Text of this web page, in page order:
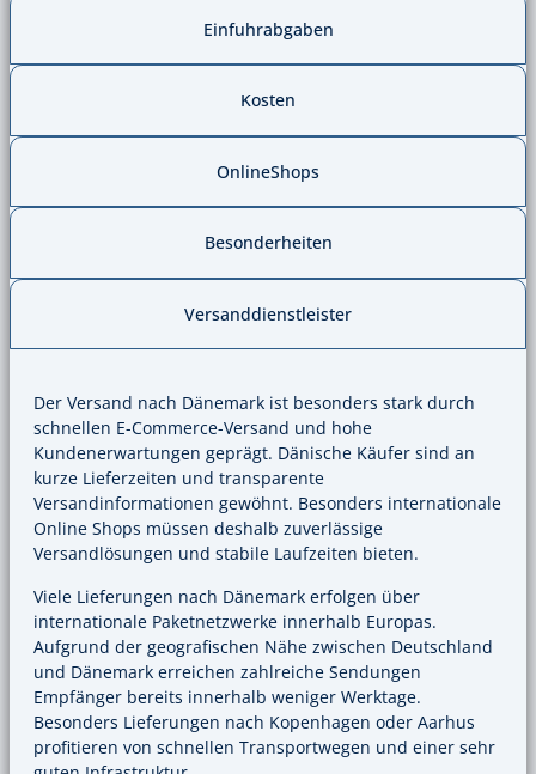
Einfuhrabgaben
Kosten
OnlineShops
Besonderheiten
Versanddienstleister
Der Versand nach Dänemark ist besonders stark durch
schnellen E-Commerce-Versand und hohe
Kundenerwartungen geprägt. Dänische Käufer sind an
kurze Lieferzeiten und transparente
Versandinformationen gewöhnt. Besonders internationale
Online Shops müssen deshalb zuverlässige
Versandlösungen und stabile Laufzeiten bieten.
Viele Lieferungen nach Dänemark erfolgen über
internationale Paketnetzwerke innerhalb Europas.
Aufgrund der geografischen Nähe zwischen Deutschland
und Dänemark erreichen zahlreiche Sendungen
Empfänger bereits innerhalb weniger Werktage.
Besonders Lieferungen nach Kopenhagen oder Aarhus
profitieren von schnellen Transportwegen und einer sehr